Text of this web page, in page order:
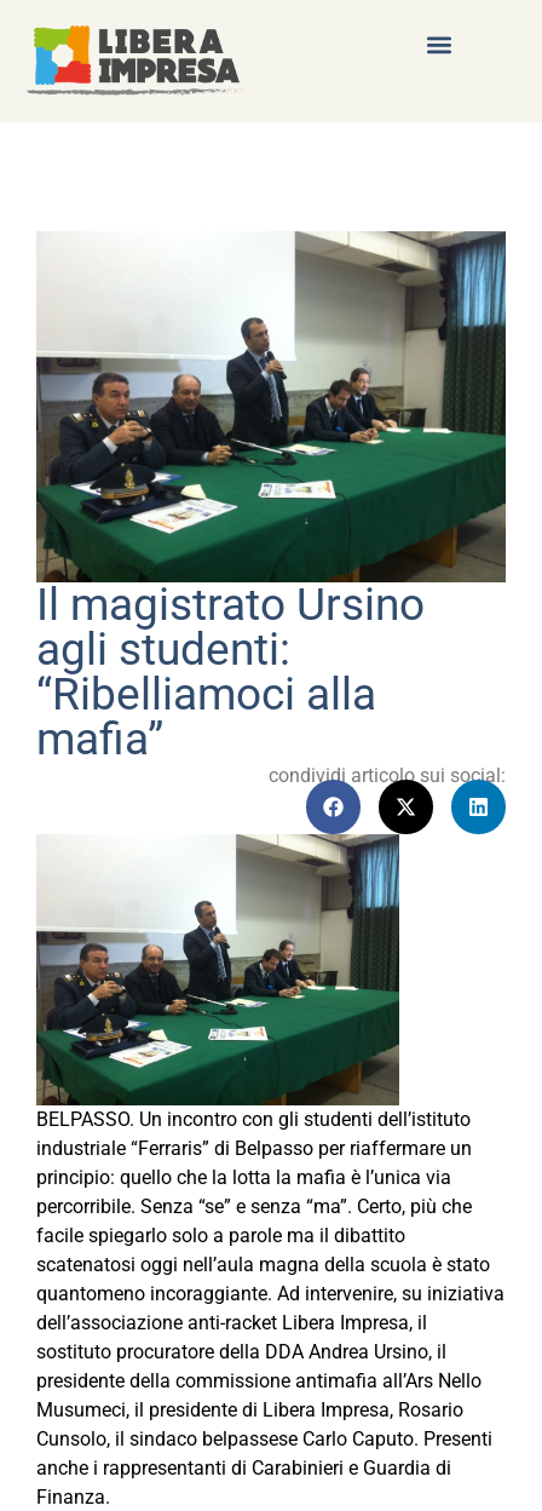
Il magistrato Ursino
agli studenti:
“Ribelliamoci alla
mafia”
condividi articolo sui social:
BELPASSO. Un incontro con gli studenti dell’istituto
industriale “Ferraris” di Belpasso per riaffermare un
principio: quello che la lotta la mafia è l’unica via
percorribile. Senza “se” e senza “ma”. Certo, più che
facile spiegarlo solo a parole ma il dibattito
scatenatosi oggi nell’aula magna della scuola è stato
quantomeno incoraggiante. Ad intervenire, su iniziativa
dell’associazione anti-racket Libera Impresa, il
sostituto procuratore della DDA Andrea Ursino, il
presidente della commissione antimafia all’Ars Nello
Musumeci, il presidente di Libera Impresa, Rosario
Cunsolo, il sindaco belpassese Carlo Caputo. Presenti
anche i rappresentanti di Carabinieri e Guardia di
Finanza.